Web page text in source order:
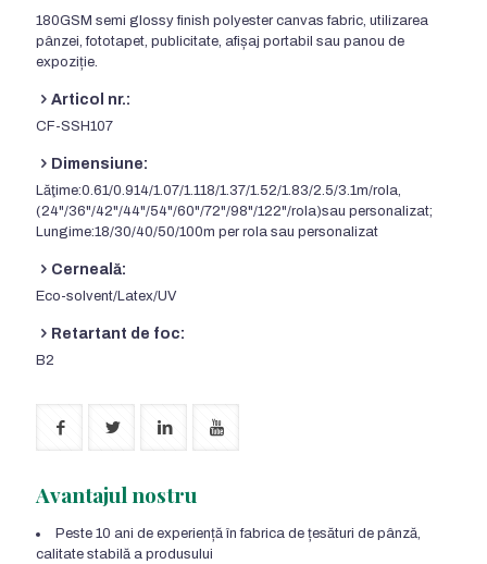
180GSM semi glossy finish polyester canvas fabric, utilizarea
pânzei, fototapet, publicitate, afișaj portabil sau panou de
expoziție.
Articol nr.:
CF-SSH107
Dimensiune:
Lăţime:0.61/0.914/1.07/1.118/1.37/1.52/1.83/2.5/3.1m/rola,
(24"/36"/42"/44"/54"/60"/72"/98"/122"/rola)sau personalizat;
Lungime:18/30/40/50/100m per rola sau personalizat
Cerneală:
Eco-solvent/Latex/UV
Retartant de foc:
B2
Avantajul nostru
Peste 10 ani de experiență în fabrica de țesături de pânză,
calitate stabilă a produsului